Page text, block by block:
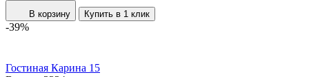
В корзину Купить в 1 клик
-39%
Гостиная Карина 15